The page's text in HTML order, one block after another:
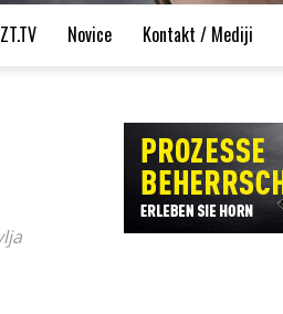
ZT.TV Novice Kontakt / Mediji